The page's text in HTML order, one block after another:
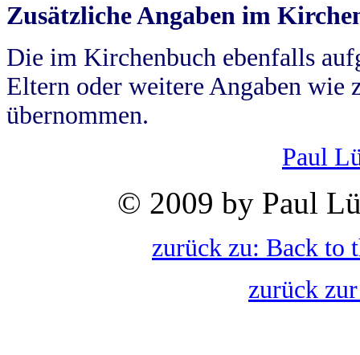
Zusätzliche Angaben im
Die im Kirchenbuch ebenfalls
Eltern oder weitere Angaben wie
übernommen.
Paul
© 2009 by Paul
zurück zu: Back to
zurück